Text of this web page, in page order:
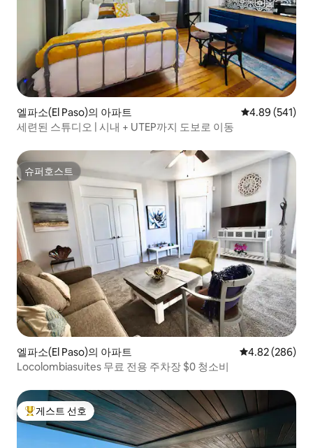
엘파소(El Paso)의 아파트 평점 4.89점(5
4.89 (541)
세련된 스튜디오 | 시내 + UTEP까지 도보로 이동
슈퍼호스트
슈퍼호스트
엘파소(El Paso)의 아파트 평점 4.82점(5
4.82 (286)
Locolombiasuites 무료 전용 주차장 $0 청소비
상위 게스트 선호
게스트 선호